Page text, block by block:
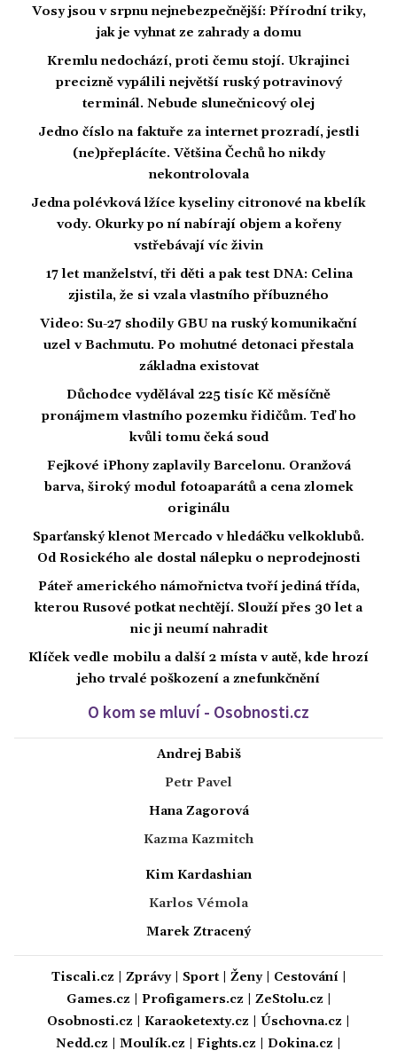
Vosy jsou v srpnu nejnebezpečnější: Přírodní triky,
jak je vyhnat ze zahrady a domu
Kremlu nedochází, proti čemu stojí. Ukrajinci
precizně vypálili největší ruský potravinový
terminál. Nebude slunečnicový olej
Jedno číslo na faktuře za internet prozradí, jestli
(ne)přeplácíte. Většina Čechů ho nikdy
nekontrolovala
Jedna polévková lžíce kyseliny citronové na kbelík
vody. Okurky po ní nabírají objem a kořeny
vstřebávají víc živin
17 let manželství, tři děti a pak test DNA: Celina
zjistila, že si vzala vlastního příbuzného
Video: Su-27 shodily GBU na ruský komunikační
uzel v Bachmutu. Po mohutné detonaci přestala
základna existovat
Důchodce vydělával 225 tisíc Kč měsíčně
pronájmem vlastního pozemku řidičům. Teď ho
kvůli tomu čeká soud
Fejkové iPhony zaplavily Barcelonu. Oranžová
barva, široký modul fotoaparátů a cena zlomek
originálu
Sparťanský klenot Mercado v hledáčku velkoklubů.
Od Rosického ale dostal nálepku o neprodejnosti
Páteř amerického námořnictva tvoří jediná třída,
kterou Rusové potkat nechtějí. Slouží přes 30 let a
nic ji neumí nahradit
Klíček vedle mobilu a další 2 místa v autě, kde hrozí
jeho trvalé poškození a znefunkčnění
O kom se mluví - Osobnosti.cz
Andrej Babiš
Petr Pavel
Hana Zagorová
Kazma Kazmitch
Kim Kardashian
Karlos Vémola
Marek Ztracený
Tiscali.cz Zprávy| Sport| Ženy| Cestování|
Games.cz
Profigamers.cz ZeStolu.cz
Osobnosti.cz
Karaoketexty.cz Úschovna.cz
Nedd.cz
Moulík.cz Fights.cz Dokina.cz